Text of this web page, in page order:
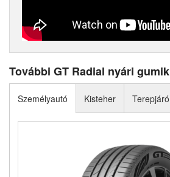
További GT Radial nyári gumik
Személyautó Kisteher Terepjáró